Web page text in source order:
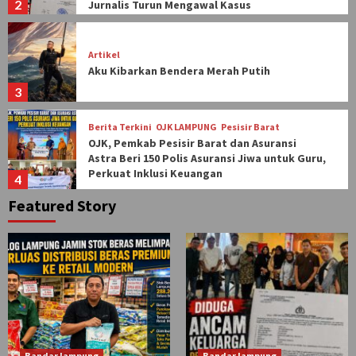
2
Jurnalis Turun Mengawal Kasus
3
Artikel
Aku Kibarkan Bendera Merah Putih
4
Berita Terkini OJK LAMPUNG Pesisir Barat
OJK, Pemkab Pesisir Barat dan Asuransi
Astra Beri 150 Polis Asuransi Jiwa untuk Guru,
Perkuat Inklusi Keuangan
5
Bandar lampung
Pedang Pora Sambut Kombes Pol Herbin
Sianipar, Resmi Pimpin Polresta Bandar
Lampung
Bandar lampung Berita Terkini Bulog Lampung
BULOG Lampung Jamin Stok Beras Melimpah,
Perluas Distribusi Beras Premium ke Retail
Modern
Featured Story